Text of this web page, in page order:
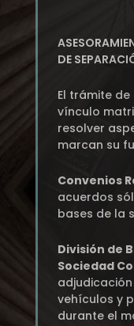
DE
El trámite
vínculo
resolver
marcan su
Convenios
acuerdos
bases de la
División de
Sociedad
vehículos y
durante el